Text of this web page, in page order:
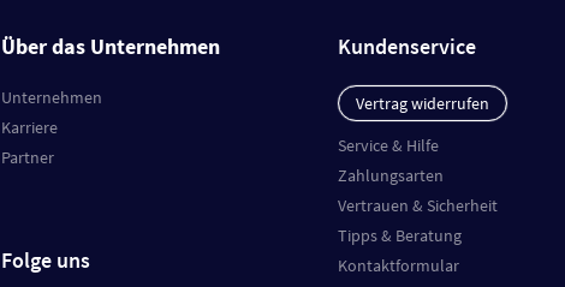
Über das Unternehmen
Unternehmen
Karriere
Partner
Folge uns
Kundenservice
Vertrag widerrufen
Service & Hilfe
Zahlungsarten
Vertrauen & Sicherheit
Tipps & Beratung
Kontaktformular